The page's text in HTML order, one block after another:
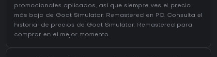
promocionales aplicados, así que siempre ves el precio
más bajo de Goat Simulator: Remastered en PC. Consulta el
historial de precios de Goat Simulator: Remastered para
comprar en el mejor momento.